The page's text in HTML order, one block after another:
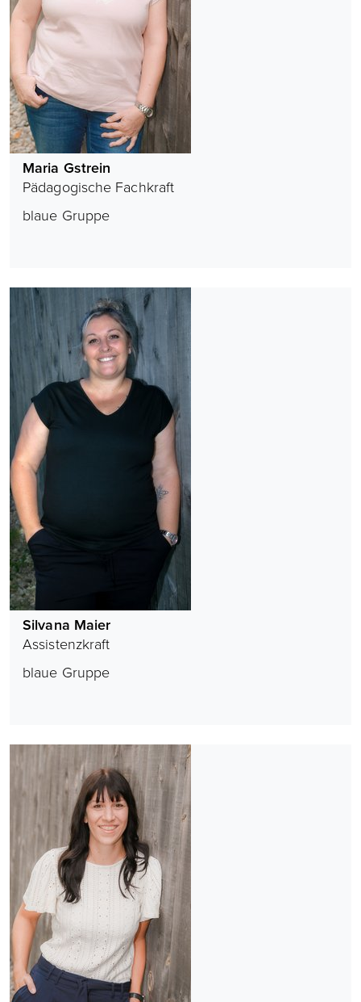
Maria Gstrein
Pädagogische Fachkraft
blaue Gruppe
Silvana Maier
Assistenzkraft
blaue Gruppe